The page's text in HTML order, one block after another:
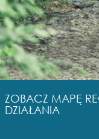
ZOBACZ MAPĘ
DZIAŁANIA